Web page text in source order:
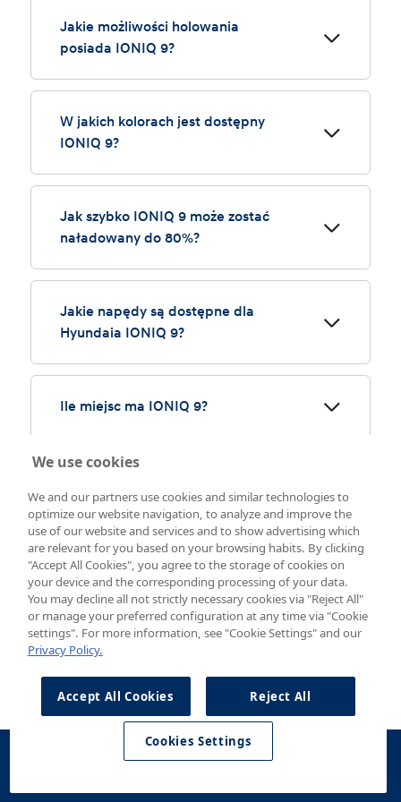
IONIQ 9 przyspiesza od 0 do 100 km/h w 5,2 sekundy.
Jakie możliwości holowania
posiada IONIQ 9?
holowania automatycznie wykrywa wagę przyczepy i
odpowiednio dostosowuje przewidywany zasięg.
W jakich kolorach jest dostępny
IONIQ 9?
Jak szybko IONIQ 9 może zostać
naładowany do 80%?
Jakie napędy są dostępne dla
Hyundaia IONIQ 9?
1) Dalekozasięgowy na tylne koła (RWD) z silnikiem
tylnym o mocy 160 kW. 2) Dalekozasięgowy na
wszystkie koła (AWD) z silnikami o mocy 160 kW z
Ile miejsc ma IONIQ 9?
IONIQ 9 jest dostępny w wersji podstawowej z 7
Tak, IONIQ 9 jest wyposażony w Hyundai AI Assistant,
działający w oparciu o generatywną sztuczną
inteligencję.
Gwarancja
5 lat gwarancji Bez Limitu
Kilometrów.
Jak każdy model Hyundai, także IONIQ 9 jest
zbudowany zgodnie z najwyższymi możliwymi
standardami jakości. Popieramy tę jakość 5-letnią
nieograniczoną gwarancją na przebieg, dzięki czemu
możesz cieszyć się rzeczami, które kochasz w życiu,
We use cookies
We and our partners use cookies and similar technologies to
optimize our website navigation, to analyze and improve the
use of our website and services and to show advertising which
are relevant for you based on your browsing habits. By clicking
"Accept All Cookies", you agree to the storage of cookies on
your device and the corresponding processing of your data.
You may decline all not strictly necessary cookies via "Reject All"
or manage your preferred configuration at any time via "Cookie
settings". For more information, see "Cookie Settings" and our
Privacy Policy.
Accept All Cookies Reject All
Cookies Settings